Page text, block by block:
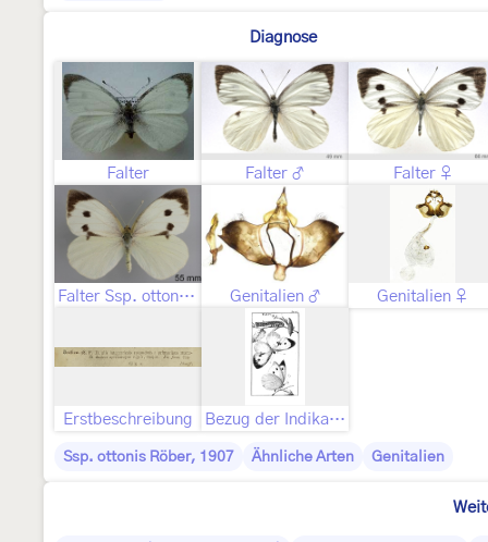
Diagnose
Falter Falter ♂ Falter ♀
Falter Ssp. ottonis ♀ Genitalien ♂ Genitalien ♀
Erstbeschreibung Bezug der Indikation „Blank. ins. t. 4. F. A-D.“
Ssp. ottonis Röber, 1907 Ähnliche Arten Genitalien